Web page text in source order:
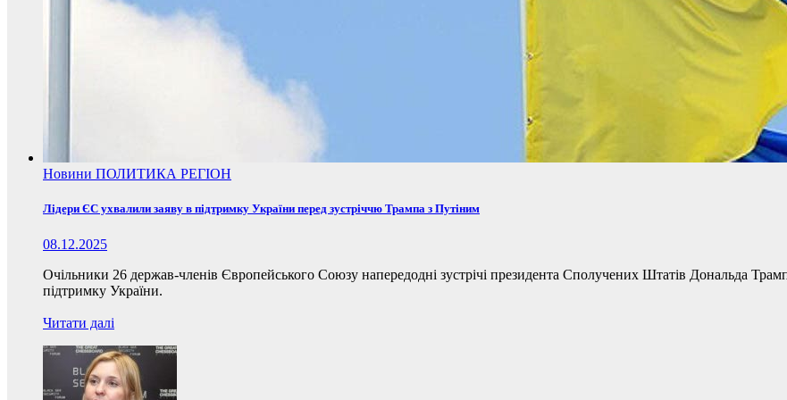
Новини ПОЛИТИКА РЕГІОН
Лідери ЄС ухвалили заяву в підтримку України перед зустріччю Трампа з Путіним
08.12.2025
Очільники 26 держав-членів Європейського Союзу напередодні зустрічі президента Сполучених Штатів Дональда
підтримку України.
Читати далі